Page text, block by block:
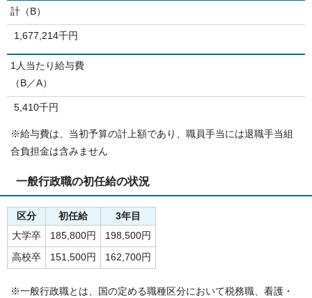
計（B）
1,677,214千円
1人当たり給与費
（B／A）
5,410千円
※給与費は、当初予算の計上額であり、職員手当には退職手当組
合負担金は含みません
一般行政職の初任給の状況
区分 初任給
3年目
大学卒
185,800円 198,500円
高校卒 151,500円 162,700円
※一般行政職とは、国の定める職種区分において税務職、看護・